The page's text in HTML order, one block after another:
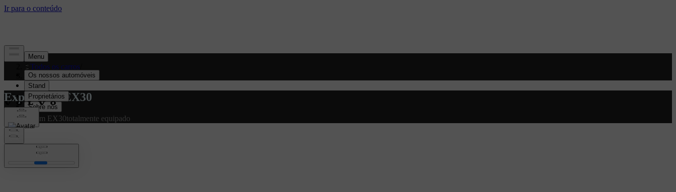
Apoiar
Todos os carros
EX30 2027
Explorar o EX30
Exibindo um EX30totalmente equipado